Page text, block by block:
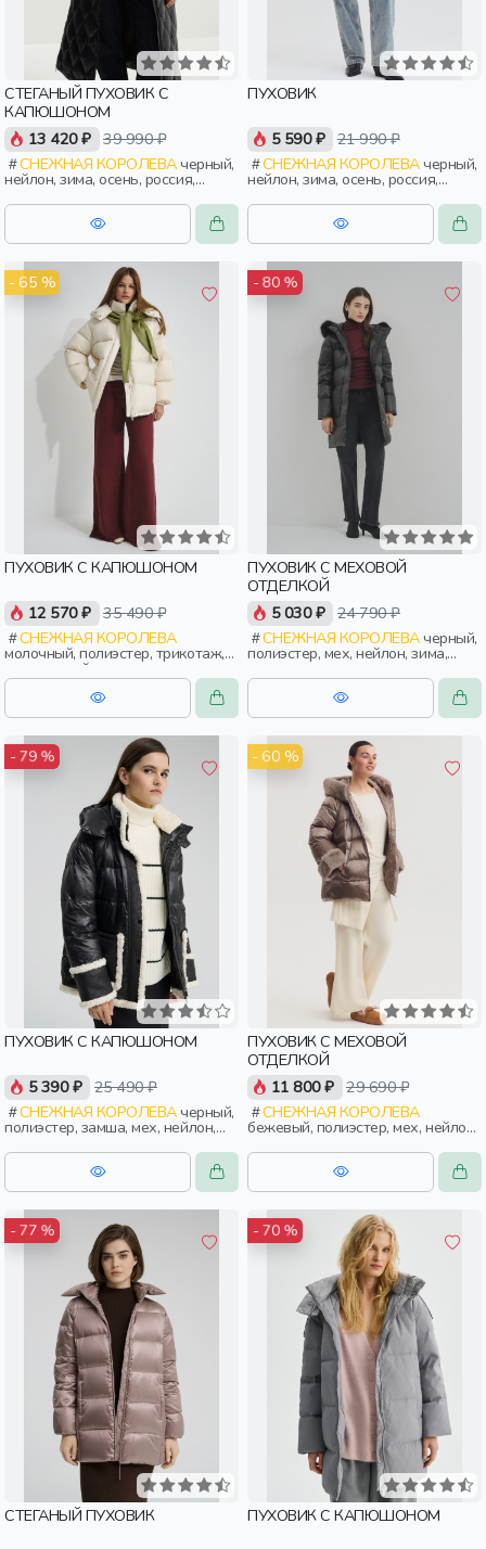
СТЕГАНЫЙ ПУХОВИК С
КАПЮШОНОМ
13 420 ₽ 39 990 ₽
СНЕЖНАЯ КОРОЛЕВАчерный,
нейлон, зима, осень, россия,
прямые, удлиненные, капюшон,
застежка, утепленные, стеганые,
прорези, карман, женщины,
взрослые
ПУХОВИК
5 590 ₽ 21 990 ₽
СНЕЖНАЯ КОРОЛЕВАчерный,
нейлон, зима, осень, россия,
прямые, застежка, утепленные,
кнопки, прорези, карман,
воротник, объемные, воротник-
стойка, женщины, взрослые
- 65 %
ПУХОВИК С КАПЮШОНОМ
12 570 ₽ 35 490 ₽
СНЕЖНАЯ КОРОЛЕВА
молочный, полиэстер, трикотаж,
эластан, нейлон, зима, осень,
россия, капюшон, застежка,
утепленные, стеганые, кнопки,
прорези, карман, воротник,
женщины, взрослые
- 80 %
ПУХОВИК С МЕХОВОЙ
ОТДЕЛКОЙ
5 030 ₽ 24 790 ₽
СНЕЖНАЯ КОРОЛЕВАчерный,
полиэстер, мех, нейлон, зима,
осень, россия, прямые, капюшон,
застежка, утепленные, стеганые,
кнопки, карман, женщины,
взрослые
- 79 %
ПУХОВИК С КАПЮШОНОМ
5 390 ₽ 25 490 ₽
СНЕЖНАЯ КОРОЛЕВАчерный,
полиэстер, замша, мех, нейлон,
зима, осень, россия, прямые,
капюшон, застежка, утепленные,
стеганые, кнопки, карман,
воротник, воротник-стойка,
- 60 %
ПУХОВИК С МЕХОВОЙ
ОТДЕЛКОЙ
11 800 ₽ 29 690 ₽
СНЕЖНАЯ КОРОЛЕВА
бежевый, полиэстер, мех, нейлон,
зима, осень, россия, капюшон,
застежка, утепленные, стеганые,
прорези, карман, объемные,
женщины, взрослые
- 77 %
СТЕГАНЫЙ ПУХОВИК
- 70 %
ПУХОВИК С КАПЮШОНОМ